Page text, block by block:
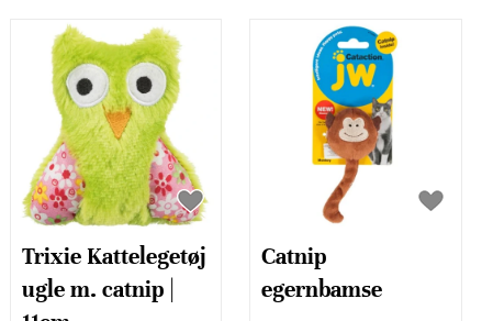
Trixie Kattelegetøj
ugle m. catnip |
Catnip
egernbamse